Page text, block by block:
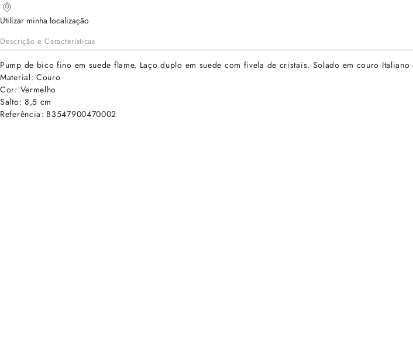
Utilizar minha localização
Descrição e Características
Pump de bico fino em suede flame. Laço duplo em suede com fivela de cristais. Solado em couro
Material: Couro
Cor: Vermelho
Salto: 8,5 cm
Referência: B3547900470002